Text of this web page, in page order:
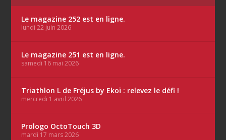
Le magazine 252 est en ligne.
lundi 22 juin 2026
Le magazine 251 est en ligne.
samedi 16 mai 2026
Triathlon L de Fréjus by Ekoï : relevez le défi !
mercredi 1 avril 2026
Prologo OctoTouch 3D
mardi 17 mars 2026